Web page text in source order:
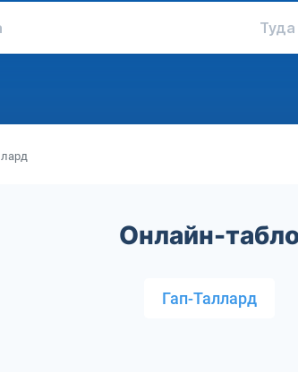
Туда
Онлайн-
Гап-Таллард